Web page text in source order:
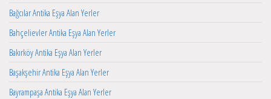
Bağcılar Antika Eşya Alan Yerler
Bahçelievler Antika Eşya Alan Yerler
Bakırköy Antika Eşya Alan Yerler
Başakşehir Antika Eşya Alan Yerler
Bayrampaşa Antika Eşya Alan Yerler